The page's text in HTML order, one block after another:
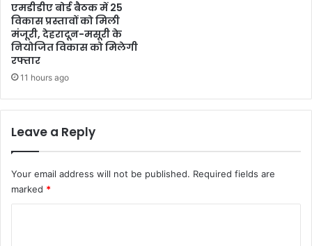
एमडीडीए बोर्ड बैठक में 25
विकास प्रस्तावों को मिली
मंजूरी, देहरादून-मसूरी के
नियोजित विकास को मिलेगी
रफ्तार
11 hours ago
Leave a Reply
Your email address will not be published. Required fields are
marked *